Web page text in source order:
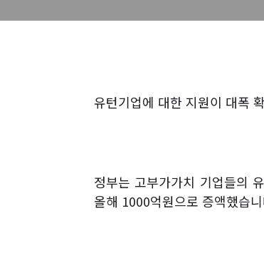
유턴기업에 대한 지원이 대폭
정부는 고부가가치 기업들의
올해 1000억원으로 증액했습